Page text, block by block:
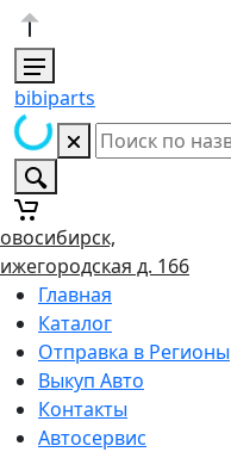
bibiparts
д. 166
Главная
Каталог
Отправка в Регионы
Выкуп Авто
Контакты
Автосервис